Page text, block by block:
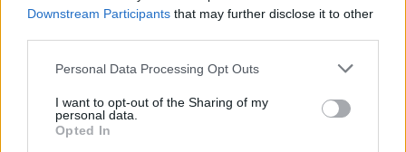
Downstream Participants that may further disclose it to other
Please note that this website/app uses one or more Google
not limited to your visit or usage behaviour. You may click to
grant or deny consent to Google and its third-party tags to
use your data for below specified purposes in below Google
Personal Data Processing Opt Outs
I want to opt-out of the Sharing of my
personal data.
Opted In
szuperhősök kikarikírozása vagy a klisék poénokká
alakított felhasználása. („Idézőjelet mutatok a kétujjú
kezemmel.”) A gyerekeknek szóló viccek és az aranyos
figurák pedig biztosan elszórakoztatják a fiatalabb
generációt is. Fordulatokban nincs hiány, ezen felül
rendkívül érdekes, hogy több valóságszinten
játszódik az egész, ám mindegyik igazi! (Ezért fáj a